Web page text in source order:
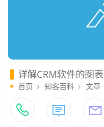
详解CRM软件的图表
首页 知客百科 文章